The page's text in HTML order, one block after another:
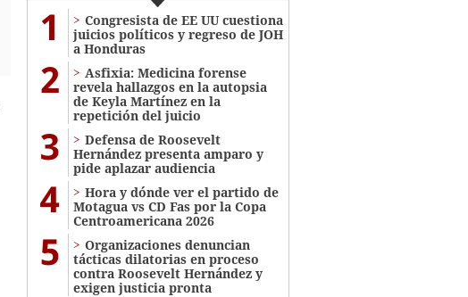
1
Congresista de EE UU cuestiona
juicios políticos y regreso de JOH
a Honduras
2
Asfixia: Medicina forense
revela hallazgos en la autopsia
de Keyla Martínez en la
repetición del juicio
3
Defensa de Roosevelt
Hernández presenta amparo y
pide aplazar audiencia
4
Hora y dónde ver el partido de
Motagua vs CD Fas por la Copa
Centroamericana 2026
5
Organizaciones denuncian
tácticas dilatorias en proceso
contra Roosevelt Hernández y
exigen justicia pronta